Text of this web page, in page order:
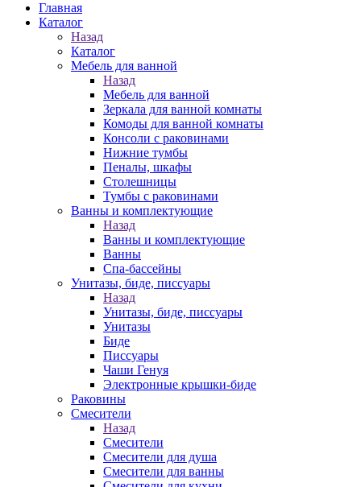
Главная
Каталог
Назад
Каталог
Мебель для ванной
Назад
Мебель для ванной
Зеркала для ванной комнаты
Комоды для ванной комнаты
Консоли с раковинами
Нижние тумбы
Пеналы, шкафы
Столешницы
Тумбы с раковинами
Ванны и комплектующие
Назад
Ванны и комплектующие
Ванны
Спа-бассейны
Унитазы, биде, писсуары
Назад
Унитазы, биде, писсуары
Унитазы
Биде
Писсуары
Чаши Генуя
Электронные крышки-биде
Раковины
Смесители
Назад
Смесители
Смесители для душа
Смесители для ванны